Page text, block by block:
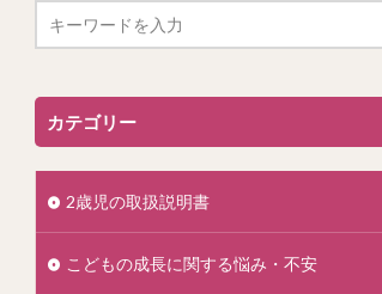
カテゴリー
2歳児の取扱説明書
こどもの成長に関する悩み・不安